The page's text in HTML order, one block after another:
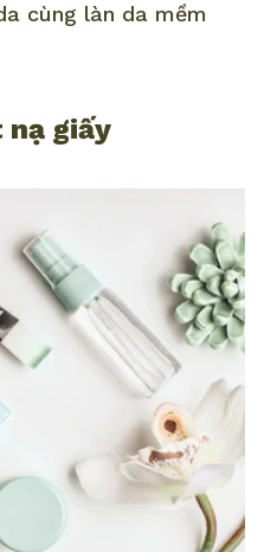
cùng làn da mềm
nạ giấy